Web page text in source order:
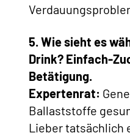
5. Wie sieht es
Drink? Einfach-
Betätigung.
Expertenrat:
Ballaststoffe
Lieber tatsächlich